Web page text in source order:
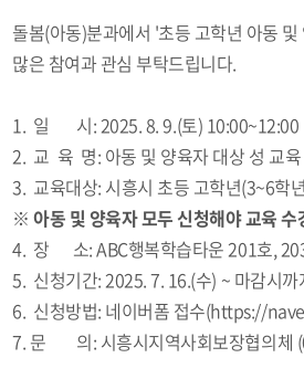
돌봄(아동)분과에서 '초등 고학년 아동
많은 참여과 관심 부탁드립니다.
1. 일 시: 2025. 8. 9.(토) 10:00~12:00
2. 교 육 명: 아동 및 양육자 대상 성 교육
3. 교육대상: 시흥시 초등 고학년(3~6학
※ 아동 및 양육자 모두 신청해야 교육 수
4. 장 소: ABC행복학습타운 201호,
5. 신청기간: 2025. 7. 16.(수) ~ 마감시까
6. 신청방법: 네이버폼 접수(https://
7. 문 의: 시흥시지역사회보장협의체